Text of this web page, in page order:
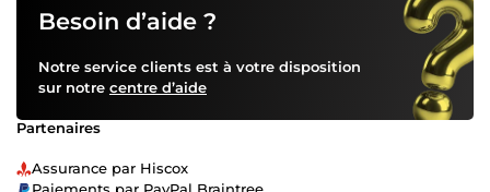
Besoin d’aide ?
Notre service clients est à votre disposition
sur notre centre d’aide
Partenaires
Assurance par Hiscox